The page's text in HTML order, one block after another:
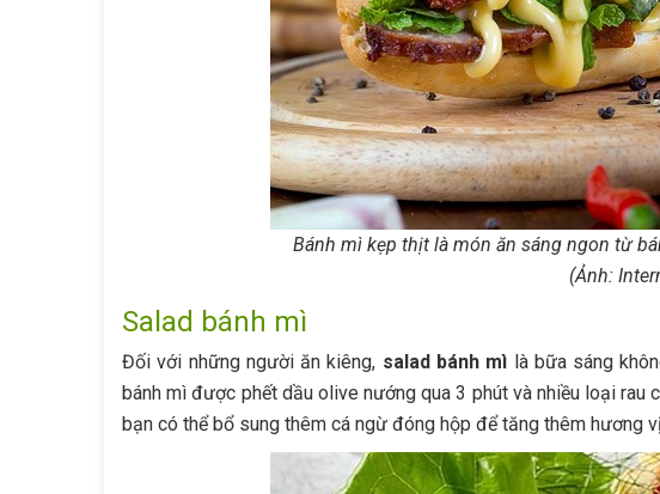
Bánh mì kẹp thịt là món ăn sáng ngon từ
(Ảnh:
Salad bánh mì
Đối với những người ăn kiêng, salad bánh mì là bữa sáng
bánh mì được phết dầu olive nướng qua 3 phút và nhiều loại rau
bạn có thể bổ sung thêm cá ngừ đóng hộp để tăng thêm hương